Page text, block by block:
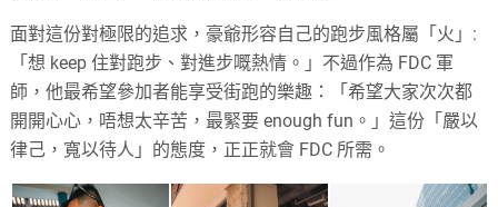
面對這份對極限的追求，豪爺形容自己的跑步風格屬「火」:
「想 keep 住對跑步、對進步嘅熱情。」不過作為 FDC 軍
師，他最希望參加者能享受街跑的樂趣：「希望大家次次都
開開心心，唔想太辛苦，最緊要 enough fun。」這份「嚴以
律己，寬以待人」的態度，正正就會 FDC 所需。